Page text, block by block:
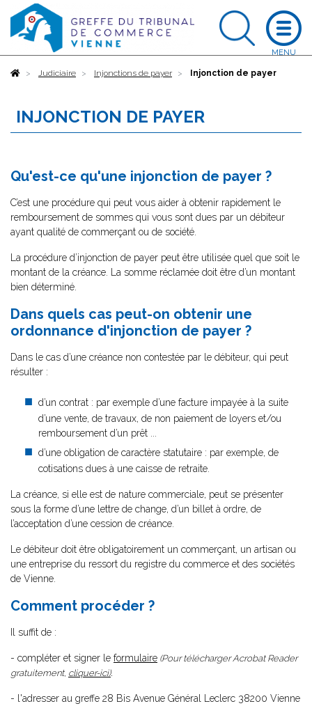
AccueilJudiciaire Injonctions de payer Injonction de payer
INJONCTION DE PAYER
Qu'est-ce qu'une injonction de payer ?
C’est une procédure qui peut vous aider à obtenir rapidement le
remboursement de sommes qui vous sont dues par un débiteur
ayant qualité de commerçant ou de société.
La procédure d’injonction de payer peut être utilisée quel que soit le
montant de la créance. La somme réclamée doit être d’un montant
bien déterminé.
Dans quels cas peut-on obtenir une
ordonnance d'injonction de payer ?
Dans le cas d’une créance non contestée par le débiteur, qui peut
résulter :
d’un contrat : par exemple d’une facture impayée à la suite
d’une vente, de travaux, de non paiement de loyers et/ou
remboursement d’un prêt ...
d’une obligation de caractère statutaire : par exemple, de
cotisations dues à une caisse de retraite.
La créance, si elle est de nature commerciale, peut se présenter
sous la forme d’une lettre de change, d’un billet à ordre, de
l’acceptation d’une cession de créance.
Le débiteur doit être obligatoirement un commerçant, un artisan ou
une entreprise du ressort du registre du commerce et des sociétés
de Vienne.
Comment procéder ?
Il suffit de :
- compléter et signer le formulaire (Pour télécharger Acrobat Reader
gratuitement, cliquer-ici).
- l'adresser au greffe 28 Bis Avenue Général Leclerc 38200 Vienne